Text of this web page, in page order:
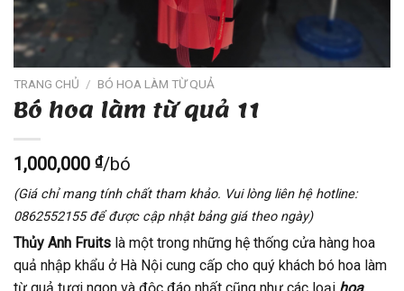
TRANG CHỦ / BÓ HOA LÀM TỪ QUẢ
Bó hoa làm từ quả 11
1,000,000 ₫/bó
(Giá chỉ mang tính chất tham khảo. Vui lòng liên hệ hotline:
0862552155 để được cập nhật bảng giá theo ngày)
Thủy Anh Fruits là một trong những hệ thống cửa hàng hoa
quả nhập khẩu ở Hà Nội cung cấp cho quý khách bó hoa làm